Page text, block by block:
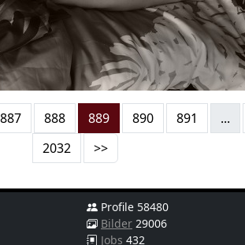
887 888 889 890 891 ...
2032
>>
Profile 58480
Bilder 29006
Jobs 432